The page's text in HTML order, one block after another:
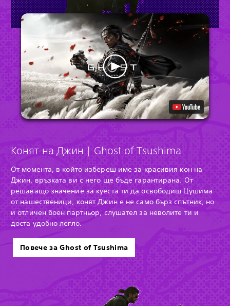
Конят на Джин | Ghost of Tsushima
От момента, в който избереш име за красивия кон на
Джин, връзката ви с него ще бъде гарантирана. От
решаващо значение за куеста ти да освободиш Цушима
от нашественици, конят Джин е не само бърз спътник, но
и отличен боен партньор, слушател за неволите ти и
доста удобно легло.
Повече за Ghost of Tsushima